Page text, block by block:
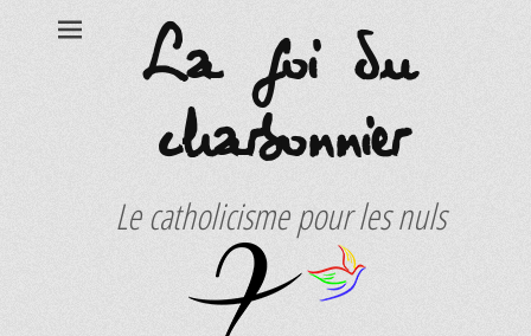
La foi du
charbonnier
Le catholicisme pour les nuls